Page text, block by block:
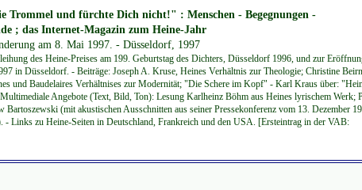
Trommel und fürchte Dich nicht!" : Menschen - Begegnungen -
; das Internet-Magazin zum Heine-Jahr
am 8. Mai 1997. - Düsseldorf, 1997
des Heine-Preises am 199. Geburtstag des Dichters, Düsseldorf 1996, und zur
in Düsseldorf. - Beiträge: Joseph A. Kruse, Heines Verhältnis zur Theologie; Christine
und Baudelaires Verhältnises zur Modernität; "Die Schere im Kopf" - Karl Kraus über:
Angebote (Text, Bild, Ton): Lesung Karlheinz Böhm aus Heines lyrischem Werk;
Bartoszewski (mit akustischen Ausschnitten aus seiner Pressekonferenz vom 13. Dezember
- Links zu Heine-Seiten in Deutschland, Frankreich und den USA. [Ersteintrag in der VAB: